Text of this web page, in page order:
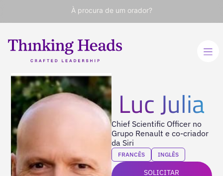
À procura de um orador?
Luc Julia
Chief Scientific Officer no
Grupo Renault e co-criador
da Siri
FRANCÊS INGLÊS
SOLICITAR